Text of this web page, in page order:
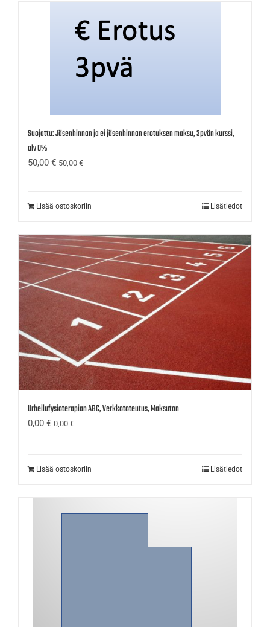
Suojattu: Jäsenhinnan ja ei jäsenhinnan erotuksen maksu, 3pvän kurssi,
alv 0%
50,00 € 50,00 €
Lisää ostoskoriin Lisätiedot
Urheilufysioterapian ABC, Verkkototeutus, Maksuton
0,00 € 0,00 €
Lisää ostoskoriin Lisätiedot